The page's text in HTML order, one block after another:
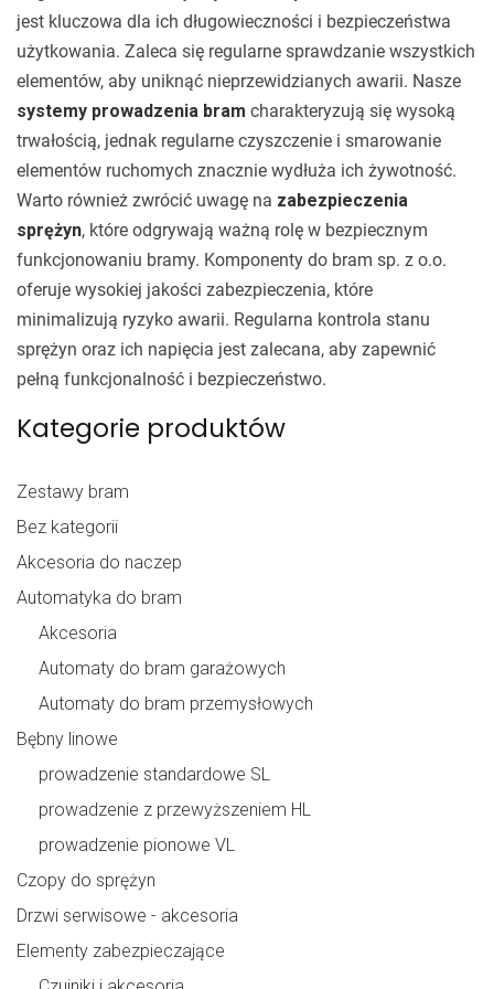
Kategorie produktów
Zestawy bram
Bez kategorii
Akcesoria do naczep
Automatyka do bram
Akcesoria
Automaty do bram garażowych
Automaty do bram przemysłowych
Bębny linowe
prowadzenie standardowe SL
prowadzenie z przewyższeniem HL
prowadzenie pionowe VL
Czopy do sprężyn
Drzwi serwisowe - akcesoria
Elementy zabezpieczające
jest kluczowa dla ich długowieczności i bezpieczeństwa
użytkowania. Zaleca się regularne sprawdzanie wszystkich
elementów, aby uniknąć nieprzewidzianych awarii. Nasze
systemy prowadzenia bram charakteryzują się wysoką
trwałością, jednak regularne czyszczenie i smarowanie
elementów ruchomych znacznie wydłuża ich żywotność.
Warto również zwrócić uwagę na zabezpieczenia
sprężyn, które odgrywają ważną rolę w bezpiecznym
funkcjonowaniu bramy. Komponenty do bram sp. z o.o.
oferuje wysokiej jakości zabezpieczenia, które
minimalizują ryzyko awarii. Regularna kontrola stanu
sprężyn oraz ich napięcia jest zalecana, aby zapewnić
pełną funkcjonalność i bezpieczeństwo.